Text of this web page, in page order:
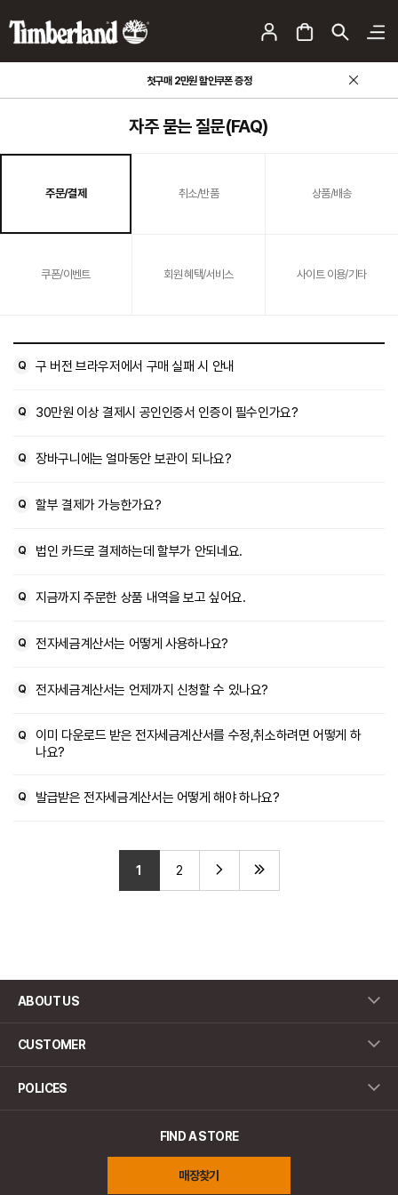
첫구매 2만원 할인쿠폰 증정
자주 묻는 질문(FAQ)
주문/결제 취소/반품 상품/배송
쿠폰/이벤트 회원 혜택/서비스 사이트 이용/기타
구 버전 브라우저에서 구매 실패 시 안내
30만원 이상 결제시 공인인증서 인증이 필수인가요?
장바구니에는 얼마동안 보관이 되나요?
할부 결제가 가능한가요?
법인 카드로 결제하는데 할부가 안되네요.
지금까지 주문한 상품 내역을 보고 싶어요.
전자세금계산서는 어떻게 사용하나요?
전자세금계산서는 언제까지 신청할 수 있나요?
이미 다운로드 받은 전자세금계산서를 수정,취소하려면 어떻게 하
나요?
발급받은 전자세금계산서는 어떻게 해야 하나요?
1 2
ABOUT US
CUSTOMER
POLICES
FIND A STORE
매장찾기